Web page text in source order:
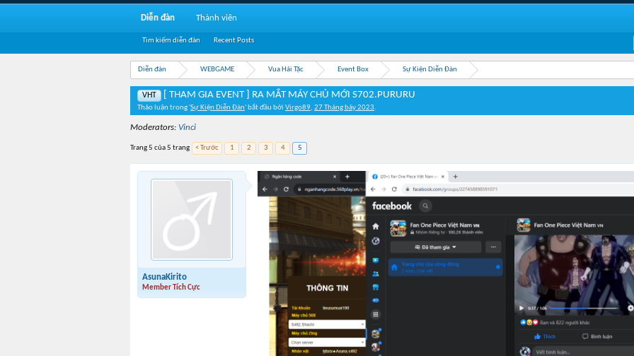
Diễn đàn WEBGAME Vua Hải Tặc Event Box Sự Kiện Diễn Đàn
VHT [ THAM GIA EVENT ] RA MẮT MÁY CHỦ MỚI S702.PURURU
Thảo luận trong 'Sự Kiện Diễn Đàn' bắt đầu bởi Virgo89, 27 Tháng bảy 2023.
Moderators: Vinci
Trang 5 của 5 trang < Trước 1 2 3 4 5
AsunaKirito
Member Tích Cực
Diễn đàn
Tìm kiếm diễn đàn Recent Posts
Thành viên